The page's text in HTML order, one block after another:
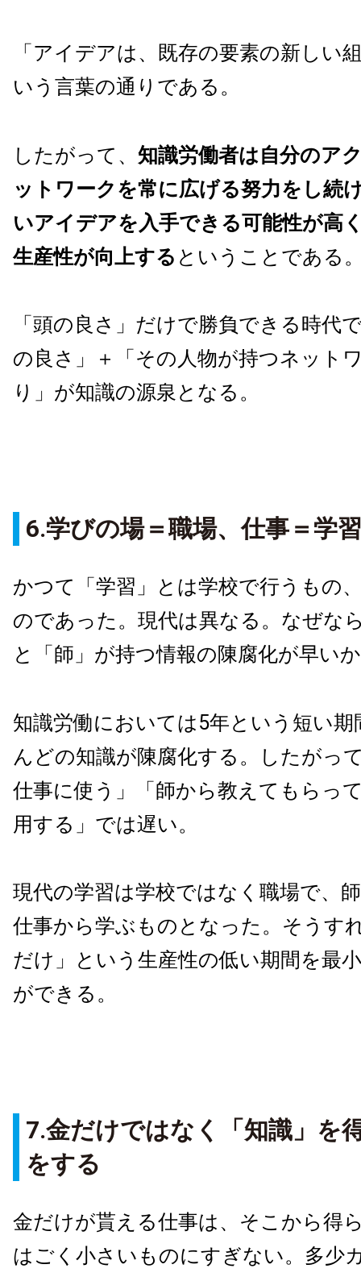
「アイデアは、既存の要素の新しい
いう言葉の通りである。
したがって、 知識労働者は自分のア
ットワークを常に広げる努力をし続
いアイデアを入手できる可能性が高
生産性が向上する ということである
「頭の良さ」だけで勝負できる時代
の良さ」＋「その人物が持つネット
り」が知識の源泉となる。
6.学びの場＝職場、仕事＝学
かつて「学習」とは学校で行うもの
のであった。現代は異なる。なぜな
と「師」が持つ情報の陳腐化が早い
知識労働においては5年という短い
んどの知識が陳腐化する。したがっ
仕事に使う」「師から教えてもらっ
用する」では遅い。
現代の学習は学校ではなく職場で、
仕事から学ぶものとなった。そうす
だけ」という生産性の低い期間を最
ができる。
7.金だけではなく「知識」を
をする
金だけが貰える仕事は、そこから得
はごく小さいものにすぎない。多少